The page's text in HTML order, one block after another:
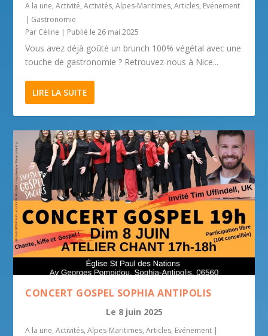
A la une,Activité,Activités,Alpes-Maritimes,Articles, Evénement
| Gastronomie
Par Céline | Publié le 26 mai 2025
Vous avez déjà goûté un brunch 100% végétal avec une
touche de gastronomie ? Retrouvez-nous à Nice...
LIRE LA SUITE
CONCERT GOSPEL SOPHIA ANTIPOLIS
Le 8 juin 2025
A la une,Activités,Alpes-Maritimes,Articles, Evénement |